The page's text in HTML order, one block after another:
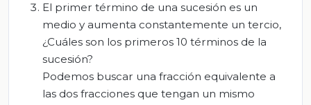
El primer término de una sucesión es un
medio y aumenta constantemente un tercio,
¿Cuáles son los primeros 10 términos de la
sucesión?
Podemos buscar una fracción equivalente a
las dos fracciones que tengan un mismo